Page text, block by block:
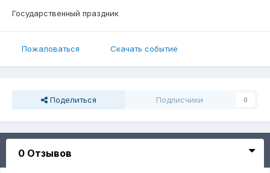
Государственный праздник
Пожаловаться Скачать событие
Поделиться Подписчики 0
0 Отзывов